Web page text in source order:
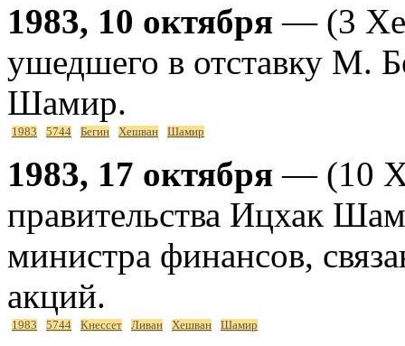
1983, 10 октября — (3
ушедшего в отставку М.
Шамир.
1983 5744 Бегин Хешван Шамир
1983, 17 октября — (10
правительства Ицхак
министра финансов,
акций.
1983 5744 Кнессет Ливан Хешван Шамир